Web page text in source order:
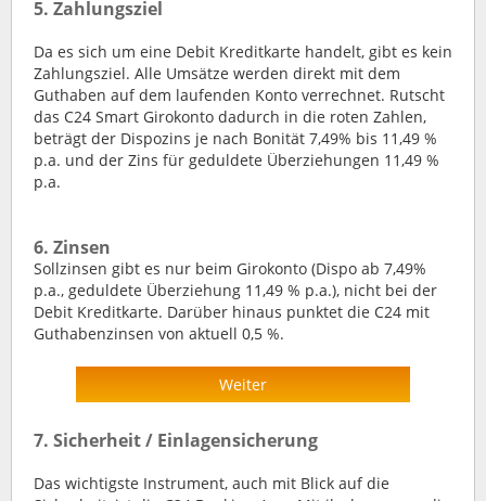
5. Zahlungsziel
Da es sich um eine Debit Kreditkarte handelt, gibt es kein
Zahlungsziel. Alle Umsätze werden direkt mit dem
Guthaben auf dem laufenden Konto verrechnet. Rutscht
das C24 Smart Girokonto dadurch in die roten Zahlen,
beträgt der Dispozins je nach Bonität 7,49% bis 11,49 %
p.a. und der Zins für geduldete Überziehungen 11,49 %
p.a.
6. Zinsen
Sollzinsen gibt es nur beim Girokonto (Dispo ab 7,49%
p.a., geduldete Überziehung 11,49 % p.a.), nicht bei der
Debit Kreditkarte. Darüber hinaus punktet die C24 mit
Guthabenzinsen von aktuell 0,5 %.
Weiter
7. Sicherheit / Einlagensicherung
Das wichtigste Instrument, auch mit Blick auf die